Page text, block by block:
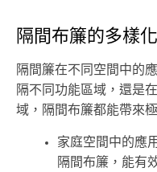
隔間布簾的多樣
隔間簾在不同空間中的
隔不同功能區域，還是
域，隔間布簾都能帶來
家庭空間中的應
隔間布簾，能有